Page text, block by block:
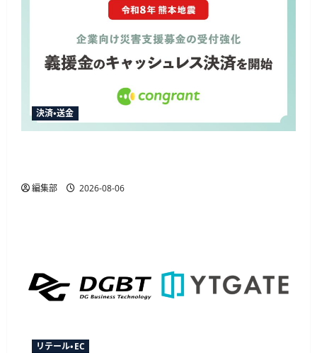
決済・送金
編集部 2026-08-06
リテール・EC